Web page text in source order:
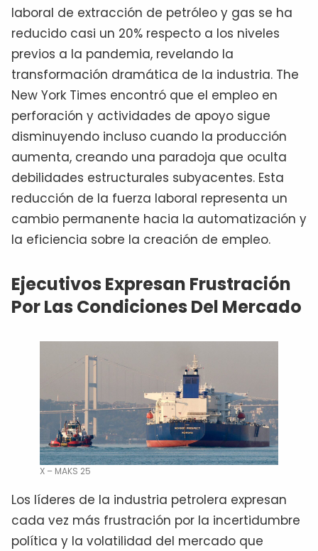
laboral de extracción de petróleo y gas se ha
reducido casi un 20% respecto a los niveles
previos a la pandemia, revelando la
transformación dramática de la industria. The
New York Times encontró que el empleo en
perforación y actividades de apoyo sigue
disminuyendo incluso cuando la producción
aumenta, creando una paradoja que oculta
debilidades estructurales subyacentes. Esta
reducción de la fuerza laboral representa un
cambio permanente hacia la automatización y
la eficiencia sobre la creación de empleo.
Ejecutivos Expresan Frustración
Por Las Condiciones Del Mercado
X – MAKS 25
Los líderes de la industria petrolera expresan
cada vez más frustración por la incertidumbre
política y la volatilidad del mercado que